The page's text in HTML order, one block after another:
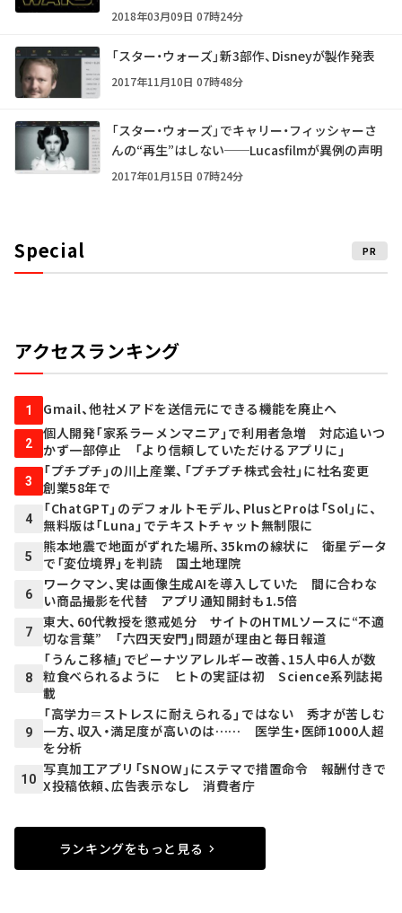
2018年03月09日 07時24分
「スター・ウォーズ」新3部作、Disneyが製作発表
2017年11月10日 07時48分
「スター・ウォーズ」でキャリー・フィッシャーさ
んの“再生”はしない──Lucasfilmが異例の声明
2017年01月15日 07時24分
Special PR
アクセスランキング
1 Gmail、他社メアドを送信元にできる機能を廃止へ
2
個人開発「家系ラーメンマニア」で利用者急増 対応追いつ
かず一部停止 「より信頼していただけるアプリに」
3
「プチプチ」の川上産業、「プチプチ株式会社」に社名変更
創業58年で
4
「ChatGPT」のデフォルトモデル、PlusとProは「Sol」に、
無料版は「Luna」でテキストチャット無制限に
5
熊本地震で地面がずれた場所、35kmの線状に 衛星データ
で「変位境界」を判読 国土地理院
6
ワークマン、実は画像生成AIを導入していた 間に合わな
い商品撮影を代替 アプリ通知開封も1.5倍
7
東大、60代教授を懲戒処分 サイトのHTMLソースに“不適
切な言葉” 「六四天安門」問題が理由と毎日報道
8
「うんこ移植」でピーナツアレルギー改善、15人中6人が数
粒食べられるように ヒトの実証は初 Science系列誌掲
載
9
「高学力＝ストレスに耐えられる」ではない 秀才が苦しむ
一方、収入・満足度が高いのは…… 医学生・医師1000人超
を分析
10
写真加工アプリ「SNOW」にステマで措置命令 報酬付きで
X投稿依頼、広告表示なし 消費者庁
ランキングをもっと見る